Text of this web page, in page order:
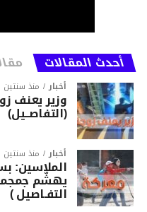
أحدث المقالات
أخبار منذ سنتين
وزير يعنف
(التفاصــيل)
أخبار منذ سنتين
الملاسين:
يهشّم
التفـاصيل )